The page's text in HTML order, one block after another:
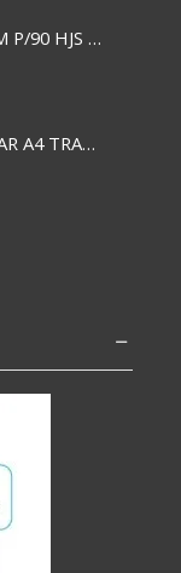
ESPIRAL PLASTICO 12 MM P/90 HJS X50X1500
TAPA PARA ENCUADERNAR A4 TRANSP x50x500